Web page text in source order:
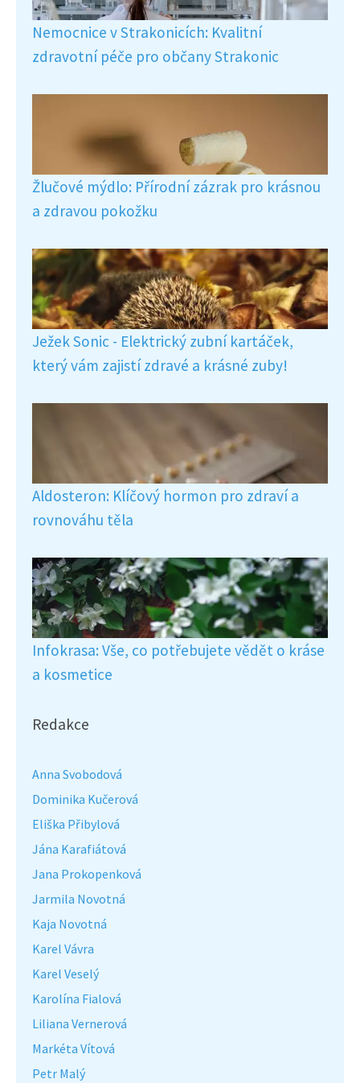
Nemocnice v Strakonicích: Kvalitní
zdravotní péče pro občany Strakonic
Žlučové mýdlo: Přírodní zázrak pro krásnou
a zdravou pokožku
Ježek Sonic - Elektrický zubní kartáček,
který vám zajistí zdravé a krásné zuby!
Aldosteron: Klíčový hormon pro zdraví a
rovnováhu těla
Infokrasa: Vše, co potřebujete vědět o kráse
a kosmetice
Redakce
Anna Svobodová
Dominika Kučerová
Eliška Přibylová
Jána Karafiátová
Jana Prokopenková
Jarmila Novotná
Kaja Novotná
Karel Vávra
Karel Veselý
Karolína Fialová
Liliana Vernerová
Markéta Vítová
Petr Malý